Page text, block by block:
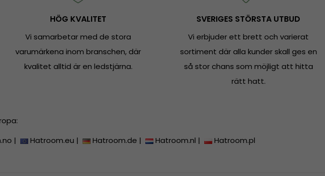
HÖG KVALITET
Vi samarbetar med de stora
varumärkena inom branschen, där
kvalitet alltid är en ledstjärna.
SVERIGES STÖRSTA UTBUD
Vi erbjuder ett brett och varierat
sortiment där alla kunder skall ges en
så stor chans som möjligt att hitta
rätt hatt.
| Hatroom.eu | Hatroom.de | Hatroom.nl | Hatroom.pl